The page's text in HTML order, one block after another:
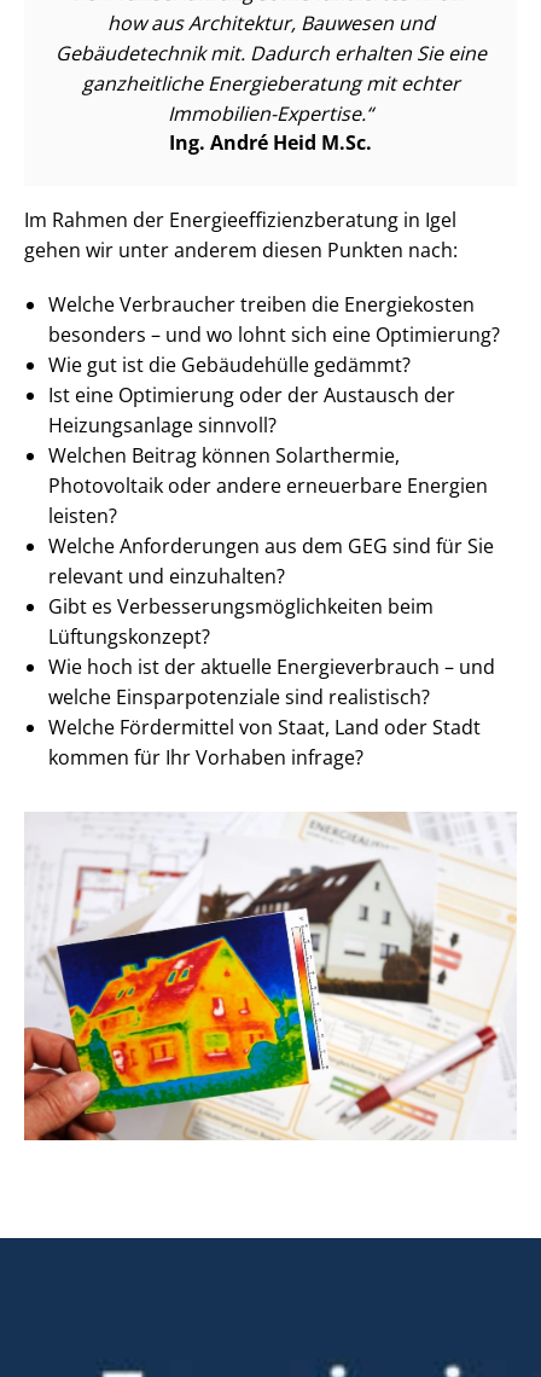
how aus Architektur, Bauwesen und
Gebäudetechnik mit. Dadurch erhalten Sie eine
ganzheitliche Energieberatung mit echter
Immobilien-Expertise.
Ing. André Heid M.Sc.
Im Rahmen der En­er­gie­ef­fi­zi­enz­be­ra­tung in Igel
gehen wir unter anderem diesen Punkten nach:
Welche Verbraucher treiben die Energiekosten
besonders – und wo lohnt sich eine Optimierung?
Wie gut ist die Gebäudehülle gedämmt?
Ist eine Optimierung oder der Austausch der
Heizungsanlage sinnvoll?
Welchen Beitrag können Solarthermie,
Photovoltaik oder andere erneuerbare Energien
leisten?
Welche Anforderungen aus dem GEG sind für Sie
relevant und einzuhalten?
Gibt es Ver­bes­se­rungs­mög­lich­kei­ten beim
Lüftungskonzept?
Wie hoch ist der aktuelle En­er­gie­ver­brauch – und
welche Ein­spar­po­ten­zia­le sind realistisch?
Welche Fördermittel von Staat, Land oder Stadt
kommen für Ihr Vorhaben infrage?